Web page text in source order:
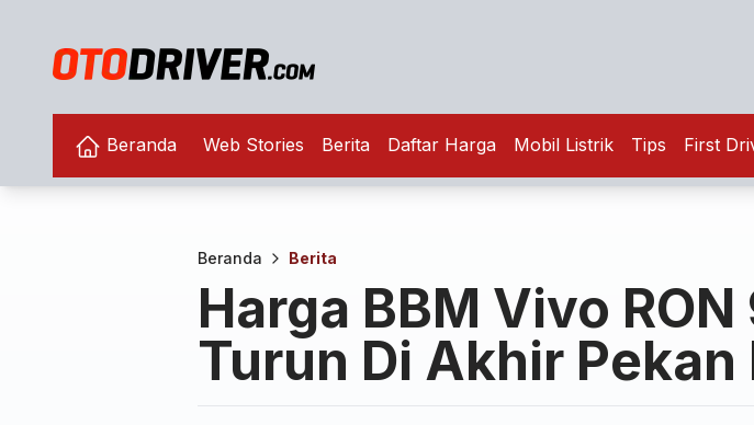
Beranda Web Stories Berita Daftar Harga Mobil Listrik Tips First
Beranda Berita
Harga BBM Vivo RON
Turun Di Akhir Pekan